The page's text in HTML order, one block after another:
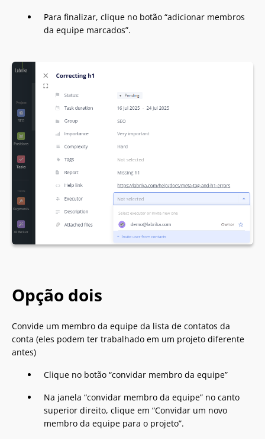
Para finalizar, clique no botão “adicionar membros
da equipe marcados”.
Opção dois
Convide um membro da equipe da lista de contatos da
conta (eles podem ter trabalhado em um projeto diferente
antes)
Clique no botão “convidar membro da equipe”
Na janela “convidar membro da equipe” no canto
superior direito, clique em “Convidar um novo
membro da equipe para o projeto”.